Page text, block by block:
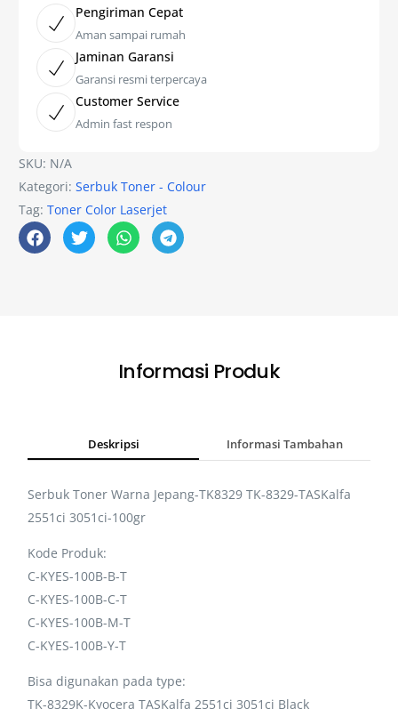
Pengiriman Cepat
Aman sampai rumah
Jaminan Garansi
Garansi resmi terpercaya
Customer Service
Admin fast respon
SKU: N/A
Kategori:Serbuk Toner - Colour
Tag:Toner Color Laserjet
Informasi Produk
Deskripsi Informasi Tambahan
Serbuk Toner Warna Jepang-TK8329 TK-8329-TASKalfa
2551ci 3051ci-100gr
Kode Produk:
C-KYES-100B-B-T
C-KYES-100B-C-T
C-KYES-100B-M-T
C-KYES-100B-Y-T
Bisa digunakan pada type:
TK-8329K-Kyocera TASKalfa 2551ci 3051ci Black